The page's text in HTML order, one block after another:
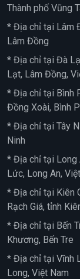
Thành phố Vũng
* Địa chỉ tại Lâm
Lâm Đồng
* Địa chỉ tại Đà
Lạt, Lâm Đồng,
* Địa chỉ tại Bình
Đồng Xoài, Bình
* Địa chỉ tại Tây
Ninh
* Địa chỉ tại Long
Lức, Long An,
* Địa chỉ tại Kiên
Rạch Giá, tỉnh
* Địa chỉ tại Bến
Khương, Bến Tre
* Địa chỉ tại Vĩnh
Long, Việt Nam